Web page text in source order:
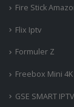
Fire Stick
Flix Iptv
Formuler Z
Freebox Mini 4K
‎GSE SMART IPTV